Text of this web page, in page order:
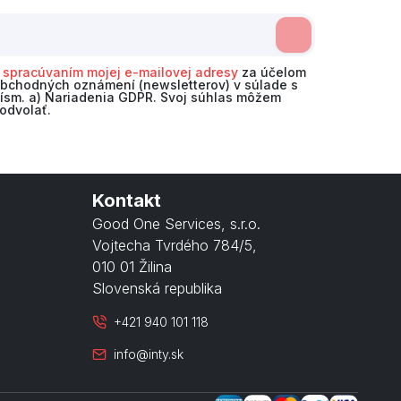
spracúvaním mojej e-mailovej adresy za účelom
oznámení (newsletterov) v súlade s
a) Nariadenia GDPR. Svoj súhlas môžem
Kontakt
Good One Services, s.r.o.
Vojtecha Tvrdého 784/5,
010 01 Žilina
Slovenská republika
+421 940 101 118
info@inty.sk